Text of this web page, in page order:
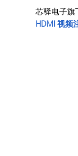
芯驿电子
HDMI 视频